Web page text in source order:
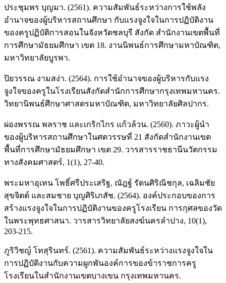
ประชุมพร บุญมา. (2561). ความสัมพันธ์ระหว่างการใช้พลัง
อำนาจของผู้บริหารสถานศึกษา กับแรงจูงใจในการปฏิบัติงาน
ของครูปฏิบัติการสอนในจังหวัดชลบุรี สังกัด สำนักงานเขตพื้นที่
การศึกษามัธยมศึกษา เขต 18. งานนิพนธ์การศึกษามหาบัณฑิต,
มหาวิทยาลัยบูรพา.
ปิยวรรณ งามสง่า. (2564). การใช้อำนาจของผู้บริหารกับแรง
จูงใจของครูในโรงเรียนสังกัดสำนักการศึกษากรุงเทพมหานคร.
วิทยานิพนธ์ศึกษาศาสตรมหาบัณฑิต, มหาวิทยาลัยศิลปากร.
ผ่องพรรณ พลราช และเกริกไกร แก้วล้วน. (2560). ภาวะผู้นำ
ของผู้บริหารสถานศึกษาในศตวรรษที่ 21 สังกัดสำนักงานเขต
พื้นที่การศึกษามัธยมศึกษา เขต 29. วารสารราชธานีนวัตกรรม
ทางสังคมศาสตร์, 1(1), 27-40.
พระมหาอุเทน โพธิ์ศรีประเสริฐ, ณัฎฐ์ รัตนศิริณิชกุล, เฉลิมชัย
สุขจิตต์ และสมชาย บุญศิริเภสัช. (2564). องค์ประกอบของการ
สร้างแรงจูงใจในการปฏิบัติงานของครูโรงเรียน การกุศลของวัด
ในพระพุทธศาสนา. วารสารวิทยาลัยสงฆ์นครลำปาง, 10(1),
203-215.
ภูริวิชญ์ โทสุรินทร์. (2561). ความสัมพันธ์ระหว่างแรงจูงใจใน
การปฏิบัติงานกับความผูกพันองค์การของข้าราชการครู
โรงเรียนในสำนักงานเขตบางเขน กรุงเทพมหานคร.